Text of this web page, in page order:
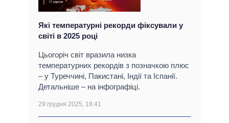
Які температурні рекорди фіксували у
світі в 2025 році
Цьогоріч світ вразила низка
температурних рекордів з позначкою плюс
– у Туреччині, Пакистані, Індії та Іспанії.
Детальніше – на інфографіці.
29 грудня 2025, 18:41